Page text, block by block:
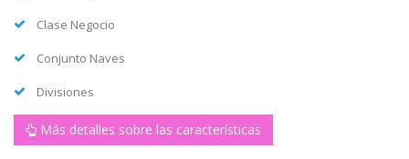
Clase Negocio
Conjunto Naves
Divisiones
Más detalles sobre las características